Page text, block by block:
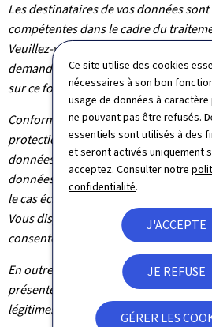
Ce site utilise des cookies
nécessaires à son bon
usage de données à
ne pouvant pas être refusés.
essentiels sont utilisés à des
et seront activés uniquement
acceptez. Consulter notre
confidentialité.
J'ACCEPTE
JE REFUSE
GÉRER LES
Les destinataires de vos données
compétentes dans le cadre du
Veuillez-vous adresser à
demande pour connaître les
sur ce formulaire.
Conformément au règlement (UE)
protection des personnes physiques
données à caractère personnel et à la
données, vous bénéficiez d’un droit
le cas échéant d’effacement des
Vous disposez également du droit de
consentement à tout moment.
En outre et excepté le cas où le
présente un caractère obligatoire,
légitimes, vous y opposer.